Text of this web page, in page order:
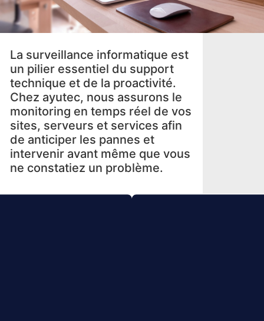
La surveillance informatique est
un pilier essentiel du support
technique et de la proactivité.
Chez ayutec, nous assurons le
monitoring en temps réel de vos
sites, serveurs et services afin
de anticiper les pannes et
intervenir avant même que vous
ne constatiez un problème.